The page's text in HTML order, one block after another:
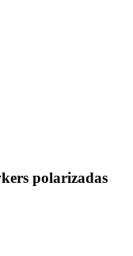
polarizadas